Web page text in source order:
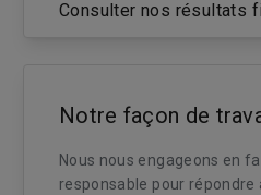
Consulter nos résultats
Notre façon de
Nous nous engageons en
responsable pour répondre